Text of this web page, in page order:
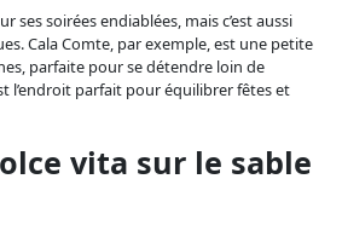
ses soirées endiablées, mais c’est aussi
Cala Comte, par exemple, est une petite
parfaite pour se détendre loin de
l’endroit parfait pour équilibrer fêtes et
vita sur le sable